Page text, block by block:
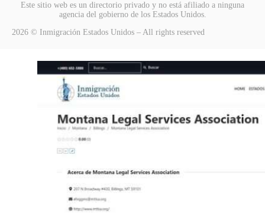
Este sitio web es un directorio privado y no está afiliado a ninguna
agencia del gobierno de los Estados Unidos.
2026 © Inmigración Estados Unidos – All rights reserved